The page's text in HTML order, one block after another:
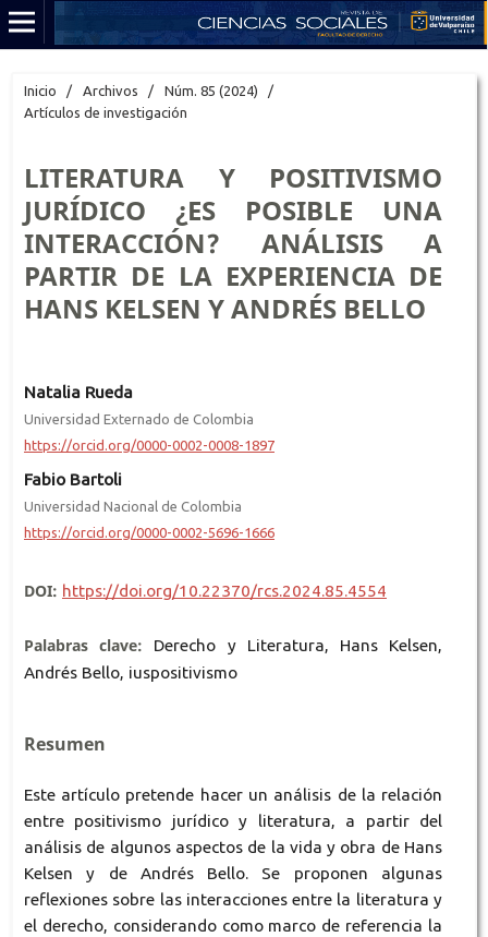
Inicio / Archivos / Núm. 85 (2024)
/
Artículos de investigación
LITERATURA Y POSITIVISMO
JURÍDICO ¿ES POSIBLE UNA
INTERACCIÓN? ANÁLISIS A
PARTIR DE LA EXPERIENCIA DE
HANS KELSEN Y ANDRÉS BELLO
Natalia Rueda
Universidad Externado de Colombia
https://orcid.org/0000-0002-0008-1897
Fabio Bartoli
Universidad Nacional de Colombia
https://orcid.org/0000-0002-5696-1666
DOI: https://doi.org/10.22370/rcs.2024.85.4554
Palabras clave: Derecho y Literatura, Hans Kelsen,
Andrés Bello, iuspositivismo
Resumen
Este artículo pretende hacer un análisis de la relación
entre positivismo jurídico y literatura, a partir del
análisis de algunos aspectos de la vida y obra de Hans
Kelsen y de Andrés Bello. Se proponen algunas
reflexiones sobre las interacciones entre la literatura y
el derecho, considerando como marco de referencia la